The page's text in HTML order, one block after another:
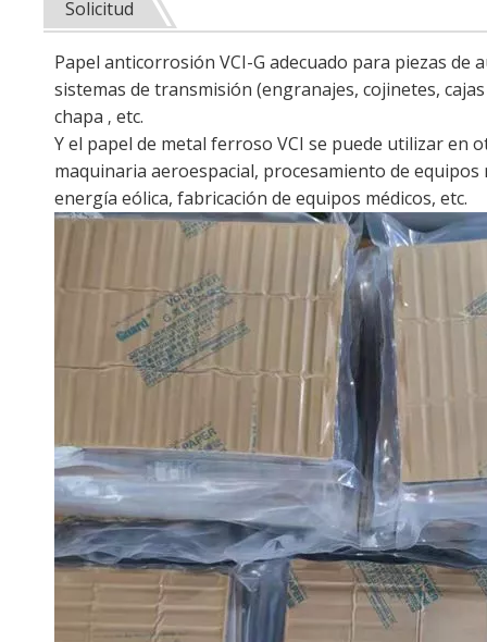
Solicitud
Papel anticorrosión VCI-G adecuado para piezas
sistemas de transmisión (engranajes, cojinetes,
chapa , etc.
Y el papel de metal ferroso VCI se puede utilizar en
maquinaria aeroespacial, procesamiento de
energía eólica, fabricación de equipos médicos, etc.